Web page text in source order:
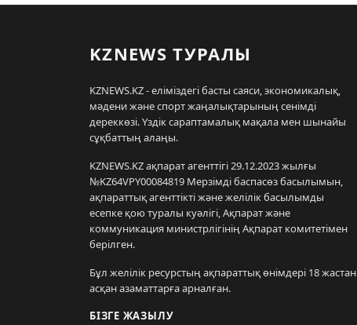
KZNEWS ТУРАЛЫ
KZNEWS.KZ - еліміздегі басты саяси, экономикалық,
мәдени және спорт жаңалықтарының сенімді
дереккөзі. Үздік сараптамалық мақала мен шынайы
сұқбаттың алаңы.
KZNEWS.KZ ақпарат агенттігі 29.12.2023 жылғы
№KZ64VPY00084819 Мерзімді баспасөз басылымын,
ақпараттық агенттікті және желілік басылымды
есепке қою туралы куәлігі, Ақпарат және
коммуникация министрлігінің Ақпарат комитетімен
берілген.
Бұл желілік ресурстың ақпараттық өнімдері 18 жастан
асқан азаматтарға арналған.
БІЗГЕ ЖАЗЫЛУ